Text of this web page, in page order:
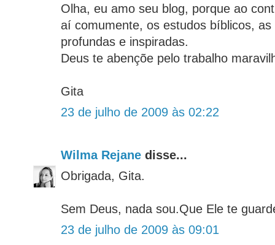
Olha, eu amo seu blog, porque ao
aí comumente, os estudos bíblicos, as
profundas e inspiradas.
Deus te abençõe pelo trabalho
Gita
23 de julho de 2009 às 02:22
Wilma Rejane disse...
Obrigada, Gita.
Sem Deus, nada sou.Que Ele te
23 de julho de 2009 às 09:01